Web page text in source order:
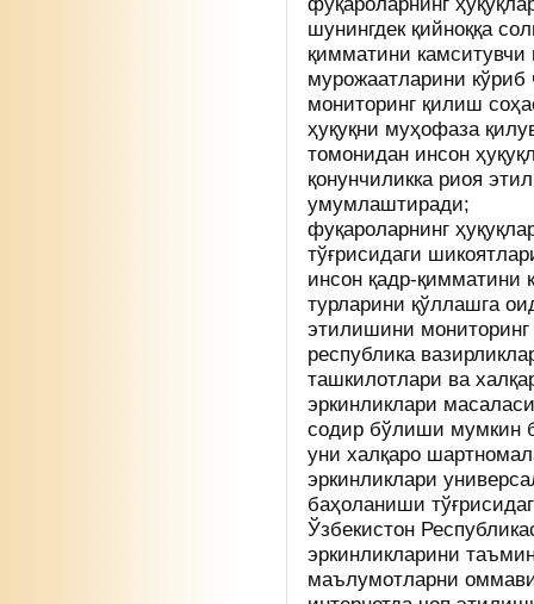
шунингдек қийноққа
қимматини
мурожаатларини
мониторинг қилиш
ҳуқуқни муҳофаза
томонидан инсон
қонунчиликка риоя
умумлаштиради;
фуқароларнинг
тўғрисидаги
инсон қадр-
турларини қўллашга
этилишини мониторинг
республика
ташкилотлари ва
эркинликлари
содир бўлиши мумкин
уни халқаро
эркинликлари
баҳоланиши
Ўзбекистон
эркинликларини
маълумотларни